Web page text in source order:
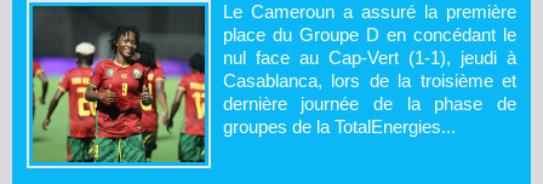
Le Cameroun a assuré la première
place du Groupe D en concédant le
nul face au Cap-Vert (1-1), jeudi à
Casablanca, lors de la troisième et
dernière journée de la phase de
groupes de la TotalEnergies...